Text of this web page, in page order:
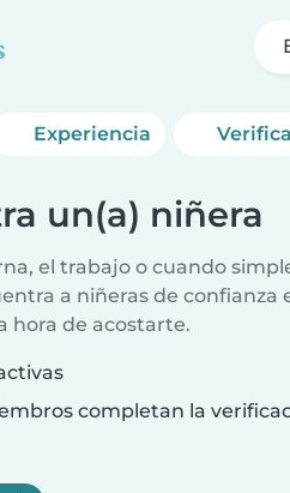
Experiencia
un(a) niñera
el trabajo o cuando
a niñeras de
hora de acostarte.
completan la